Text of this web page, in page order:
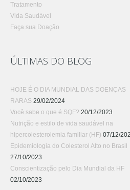
Tratamento
Vida Saudável
Faça sua Doação
ÚLTIMAS DO BLOG
HOJE É O DIA MUNDIAL DAS DOENÇAS
RARAS 29/02/2024
Você sabe o que é SQF? 20/12/2023
Nutrição e estilo de vida saudável na
hipercolesterolemia familiar (HF) 07/12/
Epidemiologia do Colesterol Alto no Brasil
27/10/2023
Conscientização pelo Dia Mundial da HF
02/10/2023